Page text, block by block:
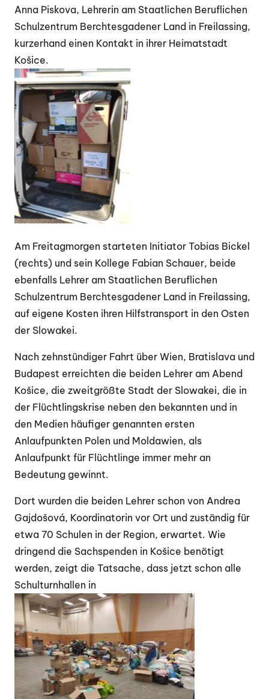
Anna Piskova, Lehrerin am Staatlichen Beruflichen
Schulzentrum Berchtesgadener Land in Freilassing,
kurzerhand einen Kontakt in ihrer Heimatstadt
Košice.
Am Freitagmorgen starteten Initiator Tobias Bickel
(rechts) und sein Kollege Fabian Schauer, beide
ebenfalls Lehrer am Staatlichen Beruflichen
Schulzentrum Berchtesgadener Land in Freilassing,
auf eigene Kosten ihren Hilfstransport in den Osten
der Slowakei.
Nach zehnstündiger Fahrt über Wien, Bratislava und
Budapest erreichten die beiden Lehrer am Abend
Košice, die zweitgrößte Stadt der Slowakei, die in
der Flüchtlingskrise neben den bekannten und in
den Medien häufiger genannten ersten
Anlaufpunkten Polen und Moldawien, als
Anlaufpunkt für Flüchtlinge immer mehr an
Bedeutung gewinnt.
Dort wurden die beiden Lehrer schon von Andrea
Gajdošová, Koordinatorin vor Ort und zuständig für
etwa 70 Schulen in der Region, erwartet. Wie
dringend die Sachspenden in Košice benötigt
werden, zeigt die Tatsache, dass jetzt schon alle
Schulturnhallen in